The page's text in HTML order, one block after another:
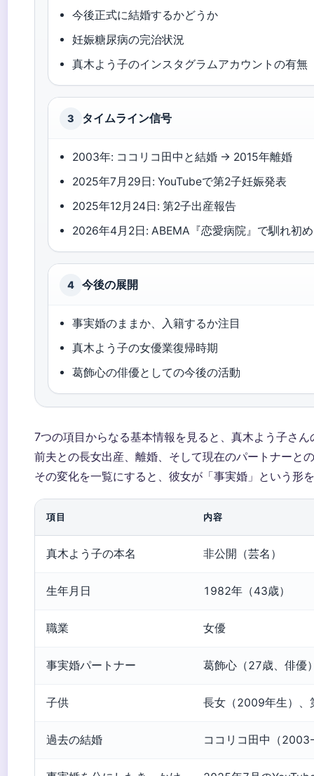
今後正式に結婚するかどうか
妊娠糖尿病の完治状況
真木よう子のインスタグラムアカウントの有無
3 タイムライン信号
2003年: ココリコ田中と結婚 → 2015年離婚
2025年7月29日: YouTubeで第2子妊娠発表
2025年12月24日: 第2子出産報告
2026年4月2日: ABEMA『恋愛病院』で馴れ初
4 今後の展開
事実婚のままか、入籍するか注目
真木よう子の女優業復帰時期
葛飾心の俳優としての今後の活動
7つの項目からなる基本情報を見ると、真木よう子さ
前夫との長女出産、離婚、そして現在のパートナー
その変化を一覧にすると、彼女が「事実婚」という形
項目 内容
真木よう子の本名 非公開（芸名）
生年月日 1982年（43歳）
職業 女優
事実婚パートナー 葛飾心（27歳、俳優
子供 長女（2009年生）
過去の結婚 ココリコ田中（